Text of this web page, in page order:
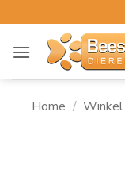
naar
inhoud
Home / Winkel